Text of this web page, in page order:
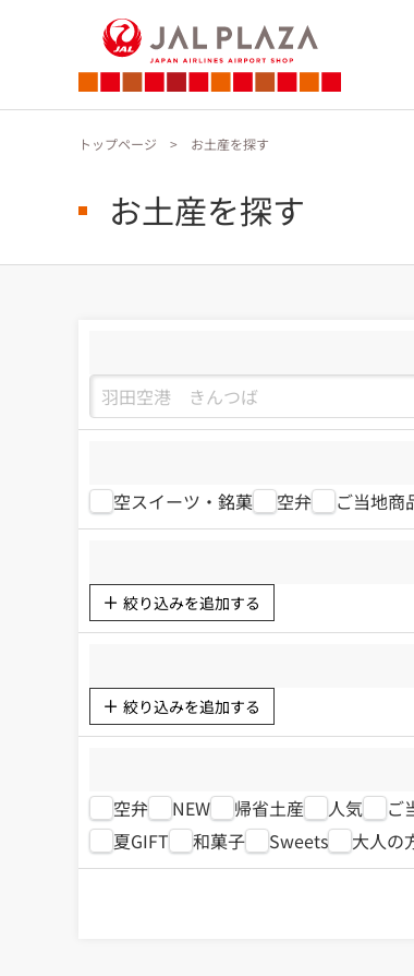
トップページ お土産を探す
お土産を探す
空スイーツ・銘菓
空弁 ご当地商
絞り込みを追加する
絞り込みを追加する
空弁
NEW 帰省土産 人気 ご
夏GIFT
和菓子 Sweets 大人の